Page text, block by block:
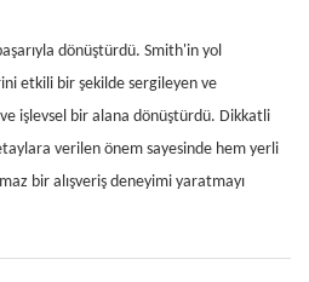
dönüştürdü. Smith'in yol
etkili bir şekilde sergileyen ve
işlevsel bir alana dönüştürdü. Dikkatli
verilen önem sayesinde hem yerli
bir alışveriş deneyimi yaratmayı